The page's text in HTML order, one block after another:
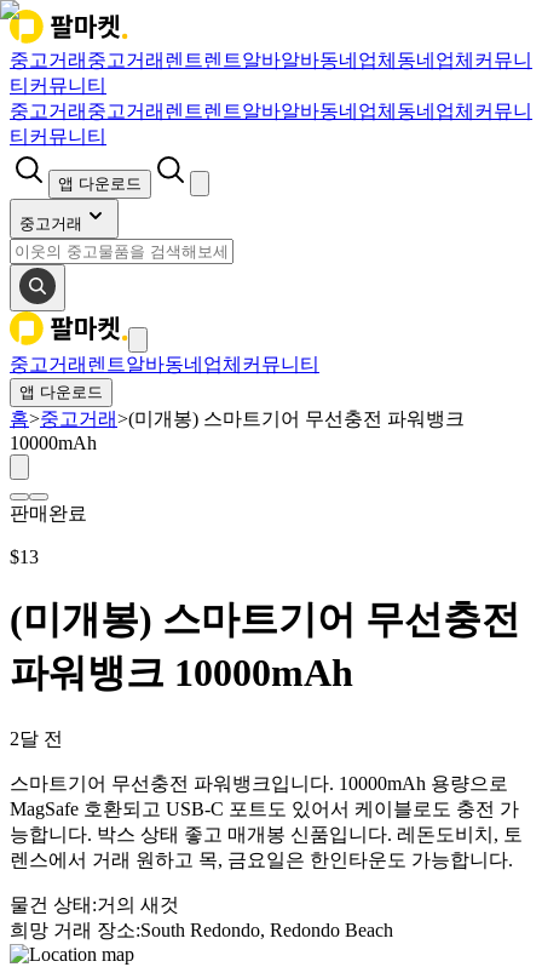
중고거래 중고거래 렌트렌트알바알바동네업체 동네업체 커뮤니
티 커뮤니티
중고거래 중고거래 렌트렌트알바알바동네업체 동네업체 커뮤니
티 커뮤니티
앱 다운로드
중고거래
중고거래 렌트알바동네업체 커뮤니티
앱 다운로드
홈>중고거래>(미개봉) 스마트기어 무선충전 파워뱅크
10000mAh
판매완료
$13
(미개봉) 스마트기어 무선충전
파워뱅크 10000mAh
2달 전
스마트기어 무선충전 파워뱅크입니다. 10000mAh 용량으로
MagSafe 호환되고 USB-C 포트도 있어서 케이블로도 충전 가
능합니다. 박스 상태 좋고 매개봉 신품입니다. 레돈도비치, 토
렌스에서 거래 원하고 목, 금요일은 한인타운도 가능합니다.
물건 상태 :거의 새것
희망 거래 장소:South Redondo, Redondo Beach